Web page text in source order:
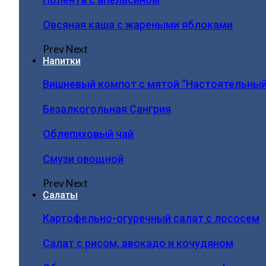
Овсяная каша с жареными яблоками
PrevNext
Напитки
Вишневый компот с мятой
Безалкогольная Сангрия
Облепиховый чай
Смузи овощной
PrevNext
Салаты
Картофельно-огуречный салат с лососем
Салат с рисом, авокадо и кочудяном